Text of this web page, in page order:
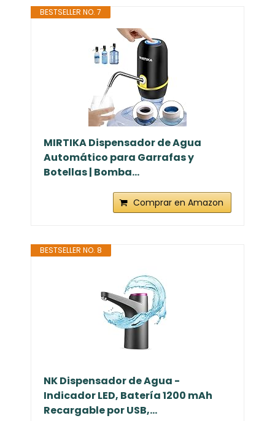
BESTSELLER NO. 7
MIRTIKA Dispensador de Agua
Automático para Garrafas y
Botellas | Bomba...
Comprar en Amazon
BESTSELLER NO. 8
NK Dispensador de Agua -
Indicador LED, Batería 1200 mAh
Recargable por USB,...